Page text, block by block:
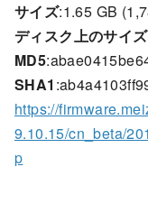
サイズ:1.65 GB
ディスク上のサイズ
MD5
SHA1
https://
9.10.15/cn_beta/
p